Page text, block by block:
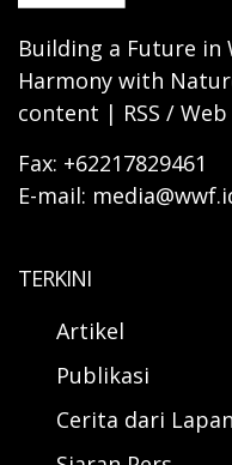
Building a Future in
Harmony with
content | RSS / Web
Fax: +62217829461
E-mail:
TERKINI
Artikel
Publikasi
Cerita dari